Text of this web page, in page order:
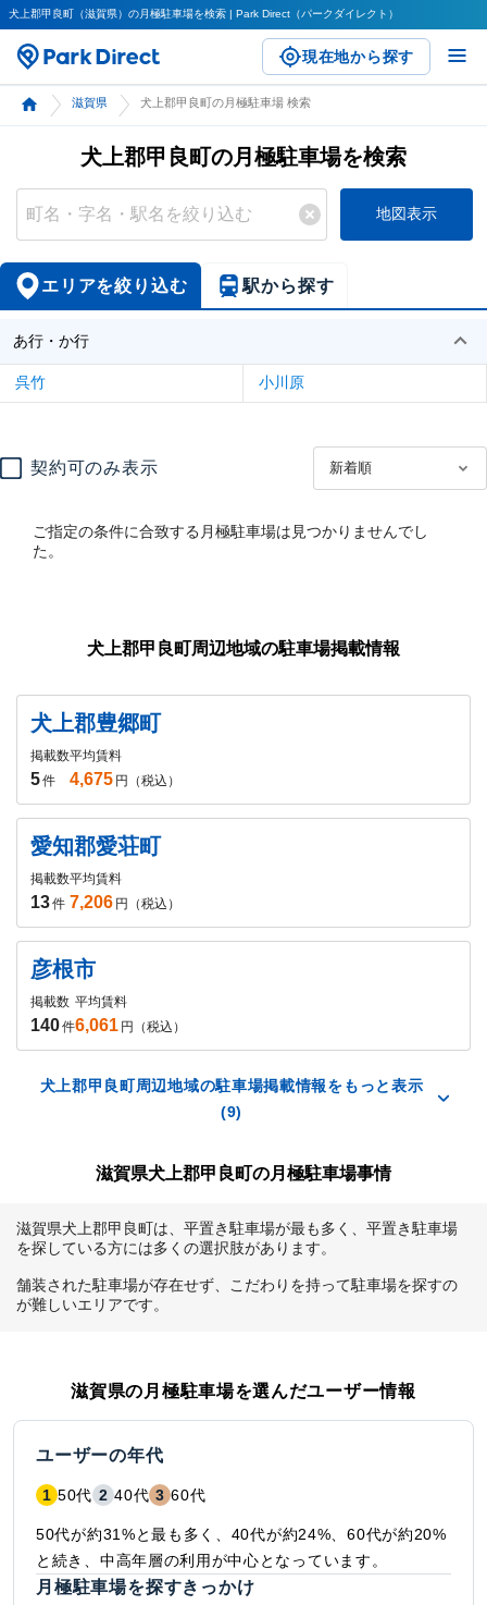
犬上郡甲良町（滋賀県）の月極駐車場を検索 | Park Direct（パークダイレクト）
現在地から探す
滋賀県 犬上郡甲良町の月極駐車場 検索
犬上郡甲良町の月極駐車場を検索
地図表示
エリアを絞り込む 駅から探す
あ行・か行
呉竹 小川原
契約可のみ表示
ご指定の条件に合致する月極駐車場は見つかりませんでし
た。
犬上郡甲良町周辺地域の駐車場掲載情報
犬上郡豊郷町
掲載数
5件
平均賃料
4,675 円（税込）
愛知郡愛荘町
掲載数
13件
平均賃料
7,206 円（税込）
彦根市
掲載数
140件
平均賃料
6,061 円（税込）
犬上郡甲良町周辺地域の駐車場掲載情報をもっと表示
(9)
滋賀県犬上郡甲良町の月極駐車場事情
滋賀県犬上郡甲良町は、平置き駐車場が最も多く、平置き駐車場
を探している方には多くの選択肢があります。
舗装された駐車場が存在せず、こだわりを持って駐車場を探すの
が難しいエリアです。
滋賀県の月極駐車場を選んだユーザー情報
ユーザーの年代
1 50代 2 40代 3 60代
50代が約31%と最も多く、40代が約24%、60代が約20%
と続き、中高年層の利用が中心となっています。
月極駐車場を探すきっかけ